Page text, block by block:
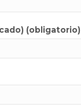
(obligatorio)